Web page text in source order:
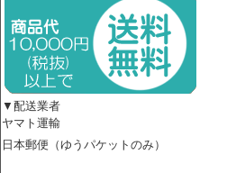
▼配送業者
ヤマト運輸
日本郵便（ゆうパケットのみ）